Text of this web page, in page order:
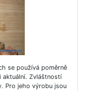
se používá poměrně
aktuální. Zvláštností
Pro jeho výrobu jsou